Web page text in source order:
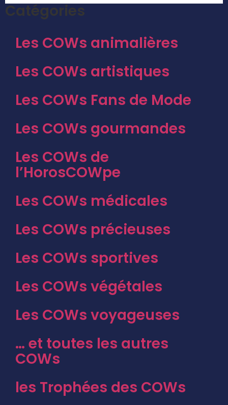
Catégories
Les COWs animalières
Les COWs artistiques
Les COWs Fans de Mode
Les COWs gourmandes
Les COWs de
l’HorosCOWpe
Les COWs médicales
Les COWs précieuses
Les COWs sportives
Les COWs végétales
Les COWs voyageuses
… et toutes les autres
COWs
les Trophées des COWs